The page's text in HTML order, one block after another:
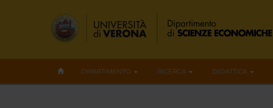
DIPARTIMENTO RICERCA DIDATTICA